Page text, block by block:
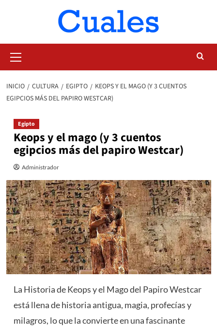
primario
INICIO CULTURA EGIPTO
KEOPS Y EL MAGO (Y 3 CUENTOS
EGIPCIOS MÁS DEL PAPIRO WESTCAR)
Egipto
Keops y el mago (y 3 cuentos
egipcios más del papiro Westcar)
Administrador
La Historia de Keops y el Mago del Papiro Westcar
está llena de historia antigua, magia, profecías y
milagros, lo que la convierte en una fascinante